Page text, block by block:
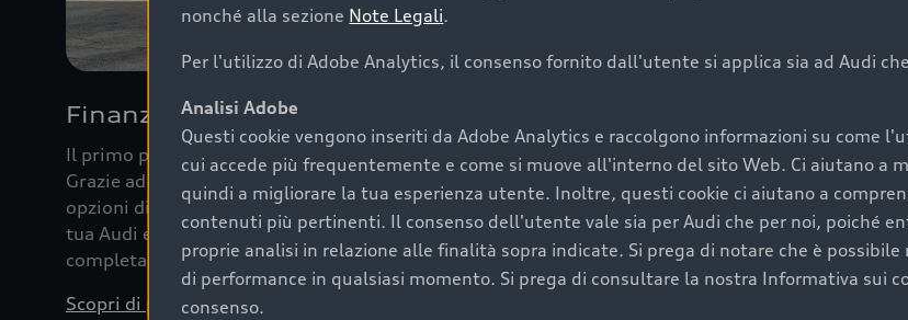
Finanziare la tua Audi
Il primo passo verso l’emozione di guidare un’Audi è comprarne una.
Grazie ad Audi Financial Services possiamo fornirti un’ampia gamma di
opzioni di acquisto. Con Audi Value ti garantiamo il valore futuro della
tua Audi e, al termine del finanziamento, tutta la libertà di scegliere se
completare l’acquisto, sostituirla o restituirla.
Scopri di più
Per la tua nuova
puoi attivare il
copertura
ogni auto.
Scopri di più
nonché alla sezione Note Legali.
Per l'utilizzo di Adobe Analytics, il consenso fornito dall'utente si applica sia ad Audi
Analisi Adobe
Questi cookie vengono inseriti da Adobe Analytics e raccolgono informazioni su come
cui accede più frequentemente e come si muove all'interno del sito Web. Ci aiutano a
quindi a migliorare la tua esperienza utente. Inoltre, questi cookie ci aiutano a
contenuti più pertinenti. Il consenso dell'utente vale sia per Audi che per noi, poiché
proprie analisi in relazione alle finalità sopra indicate. Si prega di notare che è
di performance in qualsiasi momento. Si prega di consultare la nostra Informativa sui
consenso.